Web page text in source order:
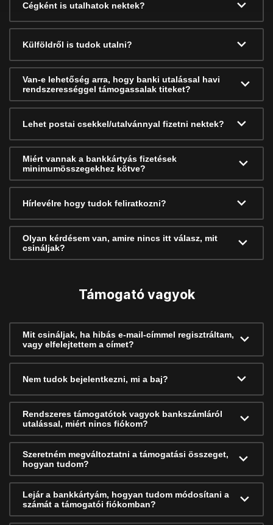
Cégként is utalhatok nektek?
Külföldről is tudok utalni?
Van-e lehetőség arra, hogy banki utalással havi
rendszerességgel támogassalak titeket?
Lehet postai csekkel/utalvánnyal fizetni nektek?
Miért vannak a bankkártyás fizetések
minimumösszegekhez kötve?
Hírlevélre hogy tudok feliratkozni?
Olyan kérdésem van, amire nincs itt válasz, mit
csináljak?
Támogató vagyok
Mit csináljak, ha hibás e-mail-címmel regisztráltam,
vagy elfelejtettem a címet?
Nem tudok bejelentkezni, mi a baj?
Rendszeres támogatótok vagyok bankszámláról
utalással, miért nincs fiókom?
Szeretném megváltoztatni a támogatási összeget,
hogyan tudom?
Lejár a bankkártyám, hogyan tudom módosítani a
számát a támogatói fiókomban?